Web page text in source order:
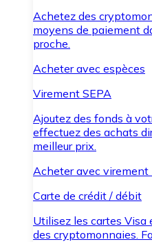
Achetez des
moyens de paiement
proche.
Acheter avec espèces
Virement SEPA
Ajoutez des fonds à
effectuez des achats
meilleur prix.
Acheter avec virement
Carte de crédit / débit
Utilisez les cartes Visa
des cryptomonnaies.